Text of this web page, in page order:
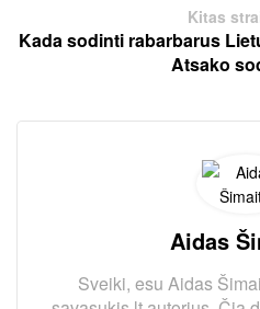
Kitas
Kada sodinti rabarbarus
Atsako
Aidas
Sveiki, esu Aidas